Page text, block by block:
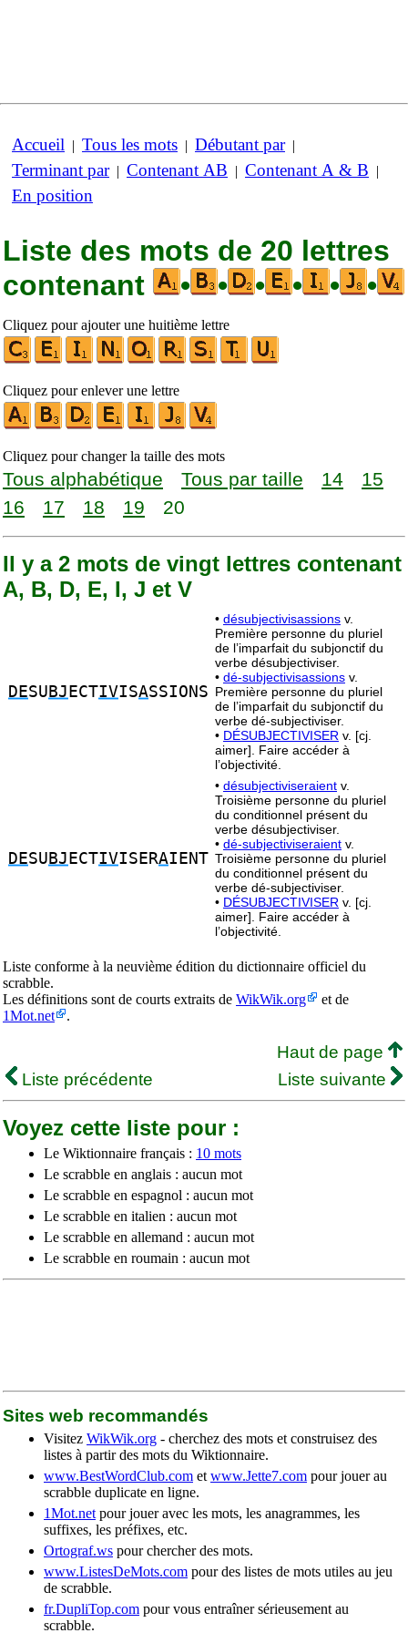
Accueil | Tous les mots | Débutant par|
Terminant par| Contenant AB | Contenant A & B |
En position
Liste des mots de 20 lettres
contenant
• • • • • •
Cliquez pour ajouter une huitième lettre
Cliquez pour enlever une lettre
Cliquez pour changer la taille des mots
Tous alphabétique Tous par taille 14
15
16
17 18 19 20
Il y a 2 mots de vingt lettres contenant
A, B, D, E, I, J et V
DESU BJ ECTIVISASSIONS
• désubjectivisassions v.
Première personne du pluriel
de l’imparfait du subjonctif du
verbe désubjectiviser.
• dé-subjectivisassions v.
Première personne du pluriel
de l’imparfait du subjonctif du
verbe dé-subjectiviser.
• DÉSUBJECTIVISER v. [cj.
aimer]. Faire accéder à
l’objectivité.
DESU BJ ECTIVISERAIENT
• désubjectiviseraient v.
Troisième personne du pluriel
du conditionnel présent du
verbe désubjectiviser.
• dé-subjectiviseraient v.
Troisième personne du pluriel
du conditionnel présent du
verbe dé-subjectiviser.
• DÉSUBJECTIVISER v. [cj.
aimer]. Faire accéder à
l’objectivité.
Liste conforme à la neuvième édition du dictionnaire officiel du
scrabble.
Les définitions sont de courts extraits de WikWik.org
et de
1Mot.net
.
Haut de page
Liste précédente
Liste suivante
Voyez cette liste pour :
Le Wiktionnaire français : 10 mots
Le scrabble en anglais : aucun mot
Le scrabble en espagnol : aucun mot
Le scrabble en italien : aucun mot
Le scrabble en allemand : aucun mot
Le scrabble en roumain : aucun mot
Sites web recommandés
Visitez WikWik.org - cherchez des mots et construisez des
listes à partir des mots du Wiktionnaire.
www.BestWordClub.com et www.Jette7.com pour jouer au
scrabble duplicate en ligne.
1Mot.net pour jouer avec les mots, les anagrammes, les
suffixes, les préfixes, etc.
Ortograf.ws pour chercher des mots.
www.ListesDeMots.com pour des listes de mots utiles au jeu
de scrabble.
fr.DupliTop.com pour vous entraîner sérieusement au
scrabble.